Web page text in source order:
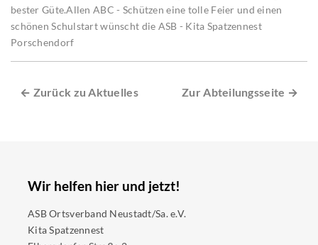
bester Güte.Allen ABC - Schützen eine tolle Feier und einen
schönen Schulstart wünscht die ASB - Kita Spatzennest
Porschendorf
← Zurück zu Aktuelles Zur Abteilungsseite →
Wir helfen hier und jetzt!
ASB Ortsverband Neustadt/Sa. e.V.
Kita Spatzennest